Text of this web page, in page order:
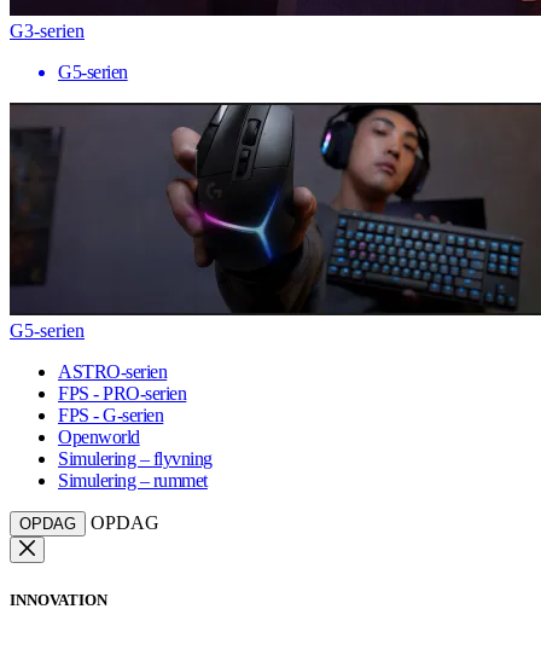
G3-serien
G5-serien
G5-serien
ASTRO-serien
FPS - PRO-serien
FPS - G-serien
Openworld
Simulering – flyvning
Simulering – rummet
OPDAG OPDAG
INNOVATION